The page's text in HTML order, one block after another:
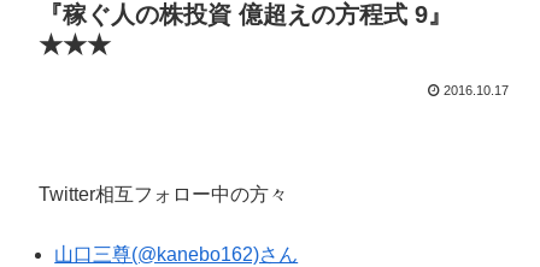
『稼ぐ人の株投資 億超えの方程式 9』
★★★
2016.10.17
Twitter相互フォロー中の方々
山口三尊(@kanebo162)さん